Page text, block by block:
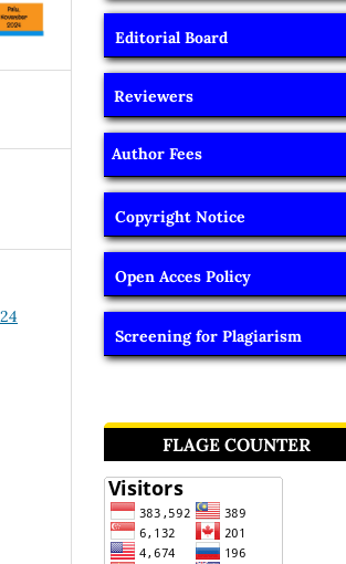
Editorial Board
Reviewers
Author Fees
Copyright Notice
Open Acces Policy
Screening for Plagiarism
FLAGE COUNTER